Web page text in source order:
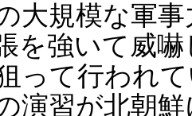
大規模な軍
を強いて威
って行われ
演習が北朝鮮